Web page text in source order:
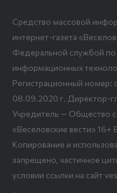
Средство массовой
интернет-газета
Федеральной службой по
информационных
Регистрационный
08.09.2020 г. Директор-
Учредитель — Общество с
«Веселовские вести»
Копирование и
запрещено, частичное
условии ссылки на сайт